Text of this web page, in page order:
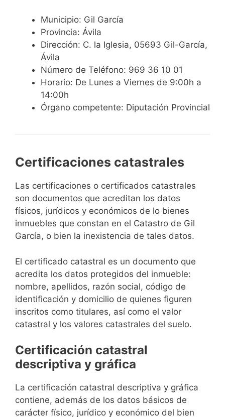
Municipio: Gil García
Provincia: Ávila
Dirección: C. la Iglesia, 05693 Gil-García,
Ávila
Número de Teléfono: 969 36 10 01
Horario: De Lunes a Viernes de 9:00h a
14:00h
Órgano competente: Diputación Provincial
Certificaciones catastrales
Las certificaciones o certificados catastrales
son documentos que acreditan los datos
físicos, jurídicos y económicos de lo bienes
inmuebles que constan en el Catastro de Gil
García, o bien la inexistencia de tales datos.
El certificado catastral es un documento que
acredita los datos protegidos del inmueble:
nombre, apellidos, razón social, código de
identificación y domicilio de quienes figuren
inscritos como titulares, así como el valor
catastral y los valores catastrales del suelo.
Certificación catastral
descriptiva y gráfica
La certificación catastral descriptiva y gráfica
contiene, además de los datos básicos de
carácter físico, jurídico y económico del bien